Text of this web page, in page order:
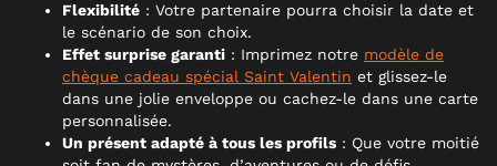
Flexibilité : Votre partenaire pourra choisir la date et
le scénario de son choix.
Effet surprise garanti : Imprimez notre modèle de
chèque cadeau spécial Saint Valentin et glissez-le
dans une jolie enveloppe ou cachez-le dans une carte
personnalisée.
Un présent adapté à tous les profils : Que votre moitié